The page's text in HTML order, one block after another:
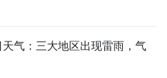
气：三大地区出现雷雨，气